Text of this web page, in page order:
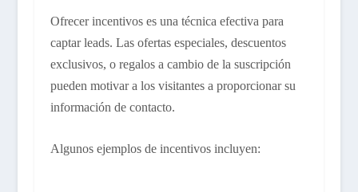
Ofrecer incentivos es una técnica efectiva para
captar leads. Las ofertas especiales, descuentos
exclusivos, o regalos a cambio de la suscripción
pueden motivar a los visitantes a proporcionar su
información de contacto.
Algunos ejemplos de incentivos incluyen: